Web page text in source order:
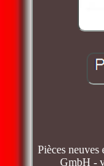
Pièces
GmbH -